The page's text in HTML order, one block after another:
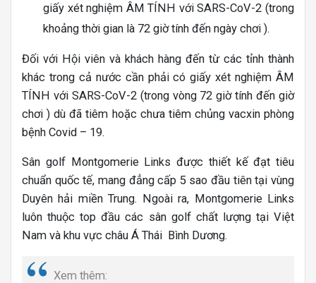
giấy xét nghiệm ÂM TÍNH với SARS-CoV-2 (trong
khoảng thời gian là 72 giờ tính đến ngày chơi ).
Đối với Hội viên và khách hàng đến từ các tỉnh thành
khác trong cả nước cần phải có giấy xét nghiệm ÂM
TÍNH với SARS-CoV-2 (trong vòng 72 giờ tính đến giờ
chơi ) dù đã tiêm hoặc chưa tiêm chủng vacxin phòng
bệnh Covid – 19.
Sân golf Montgomerie Links được thiết kế đạt tiêu
chuẩn quốc tế, mang đẳng cấp 5 sao đầu tiên tại vùng
Duyên hải miền Trung. Ngoài ra, Montgomerie Links
luôn thuộc top đầu các sân golf chất lượng tại Việt
Nam và khu vực châu Á Thái Bình Dương.
Xem thêm: